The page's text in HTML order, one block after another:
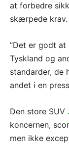
at forbedre
skærpede krav.
”Det er godt
Tyskland og
standarder, de
andet i en
Den store SUV
koncernen,
men ikke